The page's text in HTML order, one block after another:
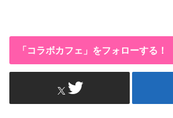
「コラボカフェ」をフォローする！